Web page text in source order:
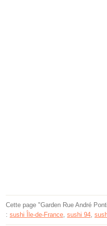
Cette page "Garden Rue André
: sushi Île-de-France sushi 94